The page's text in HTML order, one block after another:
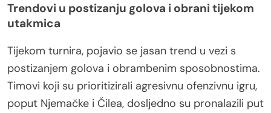
Trendovi u postizanju golova i obrani tijekom
utakmica
Tijekom turnira, pojavio se jasan trend u vezi s
postizanjem golova i obrambenim sposobnostima.
Timovi koji su prioritizirali agresivnu ofenzivnu igru,
poput Njemačke i Čilea, dosljedno su pronalazili put